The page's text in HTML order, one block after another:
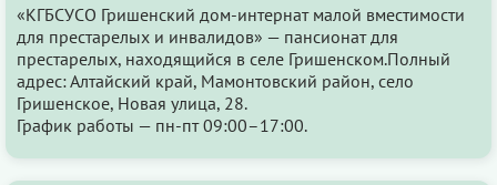
«КГБСУСО Гришенский дом-интернат малой вместимости
для престарелых и инвалидов» — пансионат для
престарелых, находящийся в селе Гришенском.Полный
адрес: Алтайский край, Мамонтовский район, село
Гришенское, Новая улица, 28.
График работы — пн-пт 09:00–17:00.